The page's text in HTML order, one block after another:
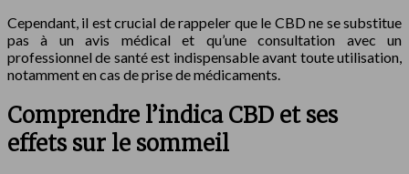
Cependant, il est crucial de rappeler que le CBD ne se substitue
pas à un avis médical et qu’une consultation avec un
professionnel de santé est indispensable avant toute utilisation,
notamment en cas de prise de médicaments.
Comprendre l’indica CBD et ses
effets sur le sommeil